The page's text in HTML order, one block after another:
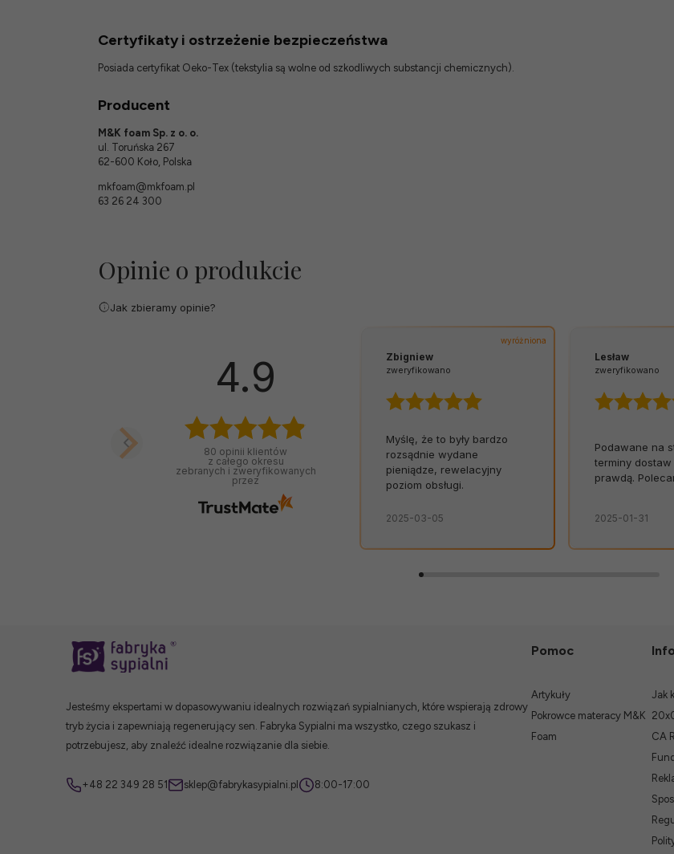
Certyfikaty i ostrzeżenie bezpieczeństwa
Posiada certyfikat Oeko-Tex (tekstylia są wolne od szkodliwych substancji chemicznych).
Producent
M&K foam Sp. z o. o.
ul. Toruńska 267
62-600 Koło, Polska
mkfoam@mkfoam.pl
63 26 24 300
Opinie o produkcie
Jak zbieramy opinie?
4.9
80 opinii klientów
z całego okresu
zebranych i zweryfikowanych
przez
wyróżniona
Zbigniew
zweryfikowano
Myślę, że to były bardzo
rozsądnie wydane
pieniądze, rewelacyjny
poziom obsługi.
2025-03-05
Lesław
zweryfikowano
Podawane na
terminy
prawdą.
2025-01-31
Jesteśmy ekspertami w dopasowywaniu idealnych rozwiązań sypialnianych, które wspierają zdrowy
tryb życia i zapewniają regenerujący sen. Fabryka Sypialni ma wszystko, czego szukasz i
potrzebujesz, aby znaleźć idealne rozwiązanie dla siebie.
+48 22 349 28 51 sklep@fabrykasypialni.pl 8:00-17:00
Pomoc
Artykuły
Pokrowce materacy M&K
Foam
Jak
CA